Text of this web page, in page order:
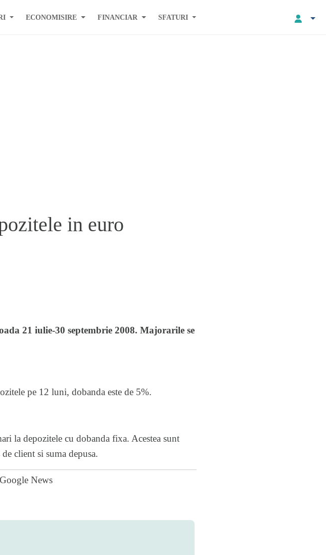
ECONOMISIRE FINANCIAR SFATURI
in euro
21 iulie-30 septembrie 2008. Majorarile se
pe 12 luni, dobanda este de 5%.
la depozitele cu dobanda fixa. Acestea sunt
client si suma depusa.
Google News